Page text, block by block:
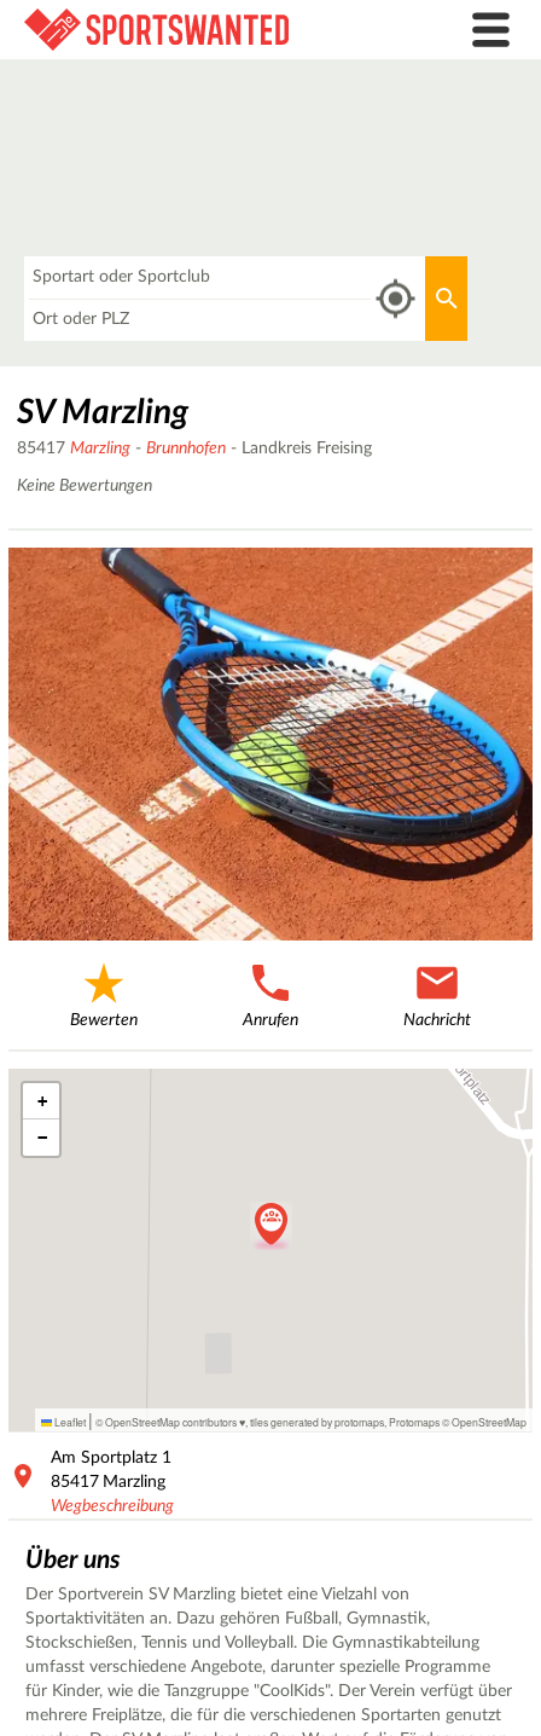
SV Marzling
85417 Marzling - Brunnhofen - Landkreis Freising
Keine Bewertungen
Bewerten Anrufen Nachricht
+
−
Leaflet | © OpenStreetMap contributors ♥, tiles generated by protomaps Protomaps©OpenStreetMap
Am Sportplatz 1
85417 Marzling
Wegbeschreibung
Über uns
Der Sportverein SV Marzling bietet eine Vielzahl von
Sportaktivitäten an. Dazu gehören Fußball, Gymnastik,
Stockschießen, Tennis und Volleyball. Die Gymnastikabteilung
umfasst verschiedene Angebote, darunter spezielle Programme
für Kinder, wie die Tanzgruppe "CoolKids". Der Verein verfügt über
mehrere Freiplätze, die für die verschiedenen Sportarten genutzt